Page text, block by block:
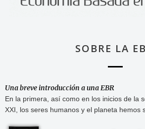
SOBRE LA
Una breve introducción a una EBR
En la primera, así como en los inicios de la
XXI, los seres humanos y el planeta hemos